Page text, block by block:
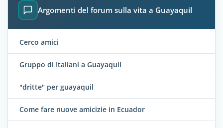
Argomenti del forum sulla vita a Guayaquil
Cerco amici
Gruppo di Italiani a Guayaquil
"dritte" per guayaquil
Come fare nuove amicizie in Ecuador